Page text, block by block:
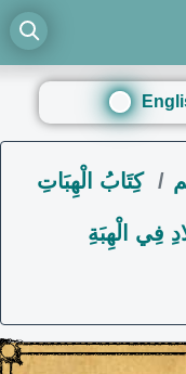
كِتَابُ الْهِبَاتِ
فِي الْهِبَةِ